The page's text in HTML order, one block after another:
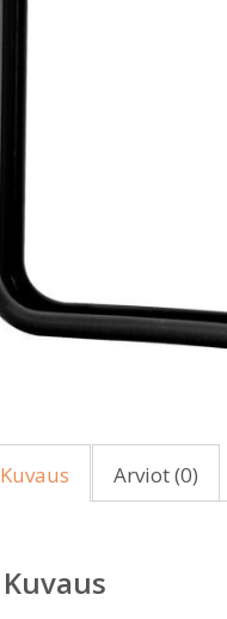
Kuvaus Arviot (0)
Kuvaus